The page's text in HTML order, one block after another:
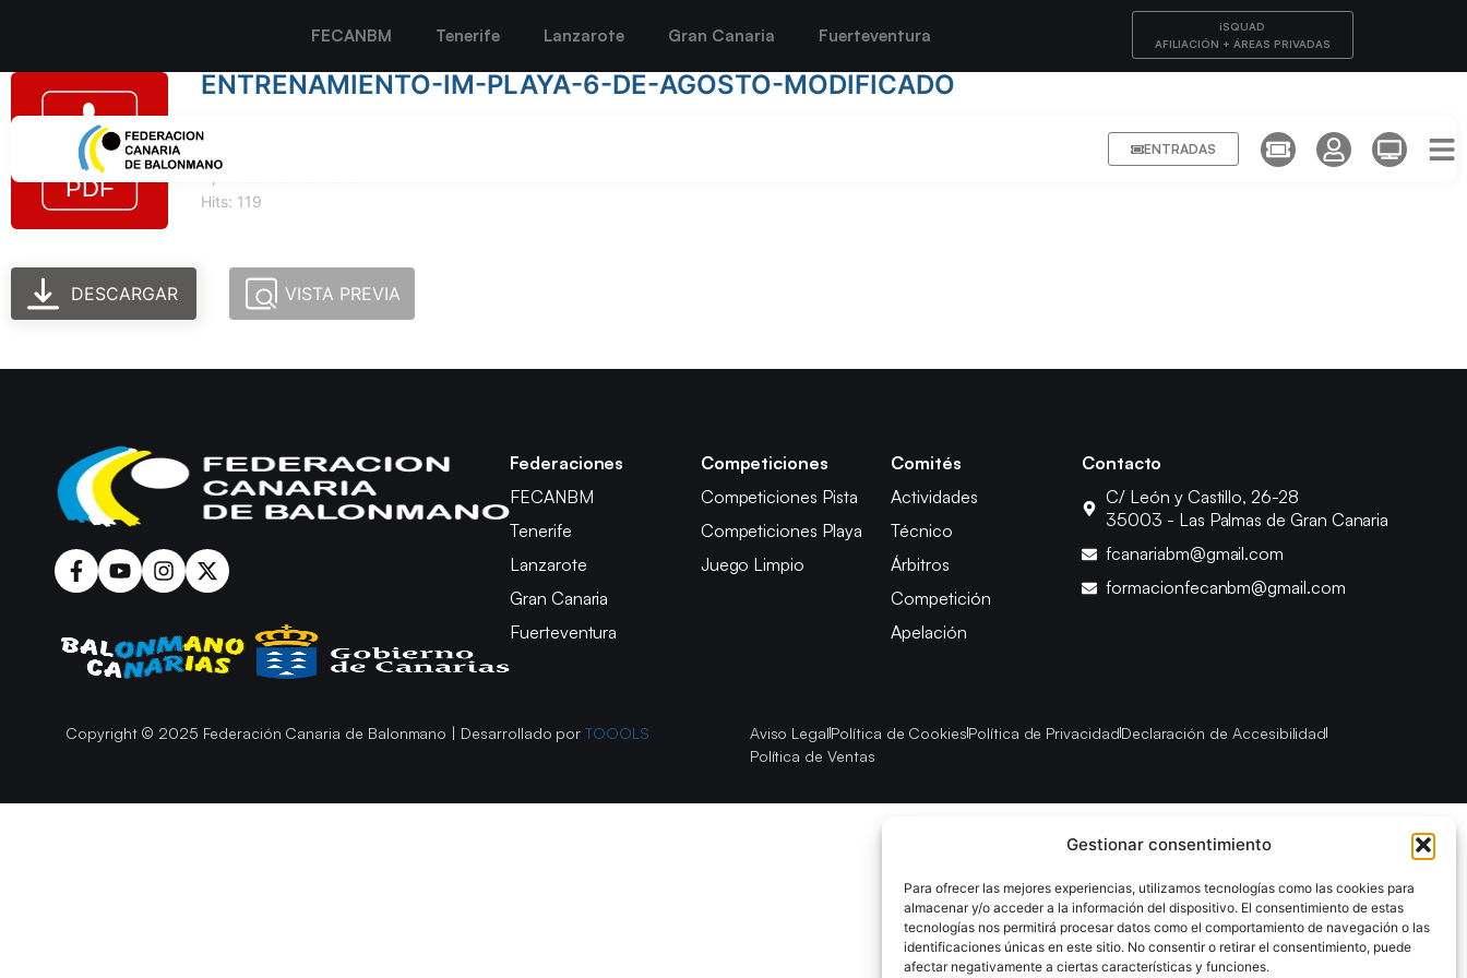
Gestionar consentimiento
Para ofrecer las mejores experiencias, utilizamos tecnologías como las cookies para
almacenar y/o acceder a la información del dispositivo. El consentimiento de estas
tecnologías nos permitirá procesar datos como el comportamiento de navegación o las
identificaciones únicas en este sitio. No consentir o retirar el consentimiento, puede
afectar negativamente a ciertas características y funciones.
FECANBM Tenerife Lanzarote Gran Canaria Fuerteventura
iSQUAD
AFILIACIÓN + ÁREAS PRIVADAS
ENTRADAS
ENTRENAMIENTO-IM-PLAYA-6-DE-AGOSTO-MODIFICADO
Hits: 119
DESCARGAR VISTA PREVIA
Federaciones
FECANBM
Tenerife
Lanzarote
Gran Canaria
Fuerteventura
Competiciones
Competiciones Pista
Competiciones Playa
Juego Limpio
Comités
Actividades
Técnico
Árbitros
Competición
Apelación
Contacto
C/ León y Castillo, 26-28
35003 - Las Palmas de Gran Canaria
fcanariabm@gmail.com
formacionfecanbm@gmail.com
Copyright © 2025 Federación Canaria de Balonmano | Desarrollado porTOOOLS Aviso LegalPolítica de CookiesPolítica de PrivacidadDeclaración de Accesibilidad
Política de Ventas